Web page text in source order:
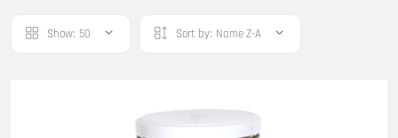
Show: 50 Sort by: Name Z-A